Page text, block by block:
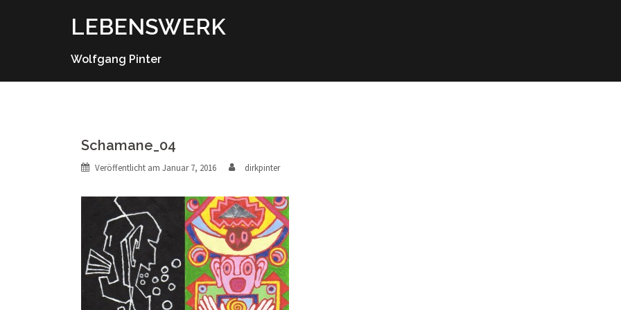
LEBENSWERK
Wolfgang Pinter
Schamane_04
Veröffentlicht am Januar 7, 2016 dirkpinter